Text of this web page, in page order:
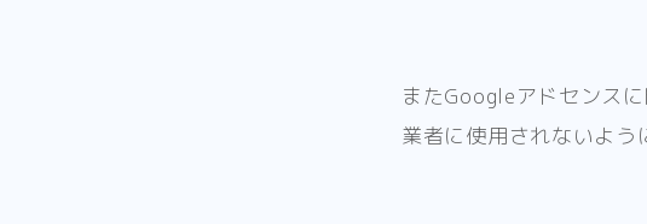
またGoogleアドセンス
業者に使用されないよう